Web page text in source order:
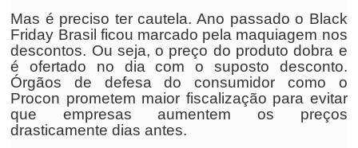
Mas é preciso ter cautela. Ano passado o Black
Friday Brasil ficou marcado pela maquiagem nos
descontos. Ou seja, o preço do produto dobra e
é ofertado no dia com o suposto desconto.
Órgãos de defesa do consumidor como o
Procon prometem maior fiscalização para evitar
que empresas aumentem os preços
drasticamente dias antes.